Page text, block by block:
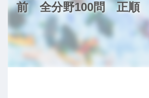
前 全分野100問 正順